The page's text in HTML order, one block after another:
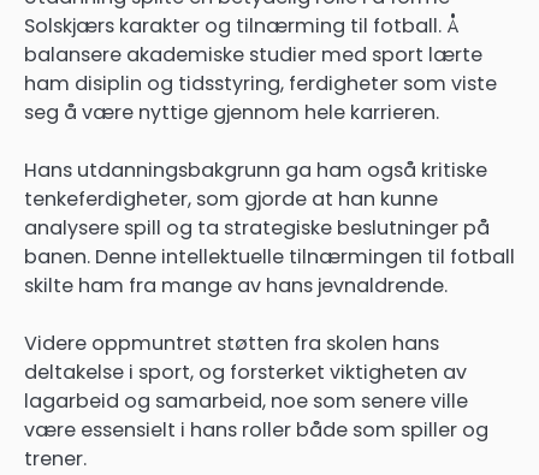
Solskjærs karakter og tilnærming til fotball. Å
balansere akademiske studier med sport lærte
ham disiplin og tidsstyring, ferdigheter som viste
seg å være nyttige gjennom hele karrieren.
Hans utdanningsbakgrunn ga ham også kritiske
tenkeferdigheter, som gjorde at han kunne
analysere spill og ta strategiske beslutninger på
banen. Denne intellektuelle tilnærmingen til fotball
skilte ham fra mange av hans jevnaldrende.
Videre oppmuntret støtten fra skolen hans
deltakelse i sport, og forsterket viktigheten av
lagarbeid og samarbeid, noe som senere ville
være essensielt i hans roller både som spiller og
trener.